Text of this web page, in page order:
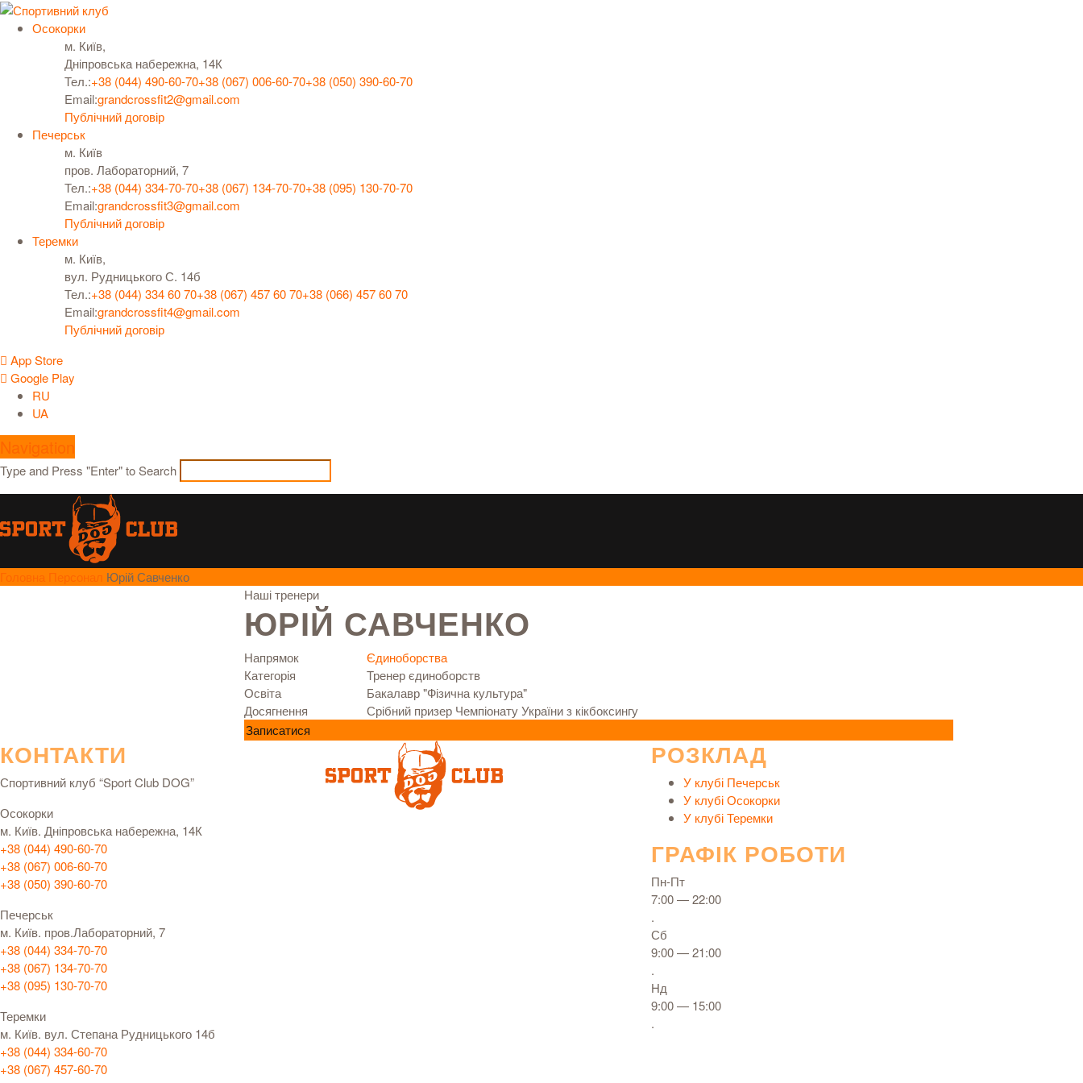
Осокорки
м. Київ,
Дніпровська набережна, 14К
Тел.:+38 (044) 490-60-70+38 (067) 006-60-70+38 (050) 390-60-70
Email:grandcrossfit2@gmail.com
Публічний договір
Печерськ
м. Київ
пров. Лабораторний, 7
Тел.:+38 (044) 334-70-70+38 (067) 134-70-70+38 (095) 130-70-70
Email:grandcrossfit3@gmail.com
Публічний договір
Теремки
м. Київ,
вул. Рудницького С. 14б
Тел.:+38 (044) 334 60 70+38 (067) 457 60 70+38 (066) 457 60 70
Email:grandcrossfit4@gmail.com
Публічний договір
App Store
Google Play
RU
UA
Navigation
Type and Press "Enter" to Search
Головна Персонал Юрій Савченко
Наші тренери
ЮРІЙ САВЧЕНКО
Напрямок
Єдиноборства
Категорія
Тренер єдиноборств
Освіта
Бакалавр "Фізична культура"
Досягнення
Срібний призер Чемпіонату України з кікбоксингу
Записатися
КОНТАКТИ
Спортивний клуб “Sport Club DOG”
Осокорки
м. Київ. Дніпровська набережна, 14К
+38 (044) 490-60-70
+38 (067) 006-60-70
+38 (050) 390-60-70
Печерськ
м. Київ. пров.Лабораторний, 7
+38 (044) 334-70-70
+38 (067) 134-70-70
+38 (095) 130-70-70
Теремки
м. Київ. вул. Степана Рудницького 14б
+38 (044) 334-60-70
+38 (067) 457-60-70
РОЗКЛАД
У клубі Печерськ
У клубі Осокорки
У клубі Теремки
ГРАФІК РОБОТИ
Пн-Пт
7:00 — 22:00
.
Сб
9:00 — 21:00
.
Нд
9:00 — 15:00
.